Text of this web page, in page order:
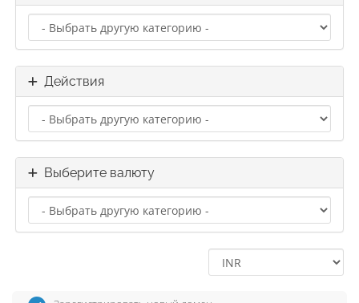
Действия
Выберите валюту